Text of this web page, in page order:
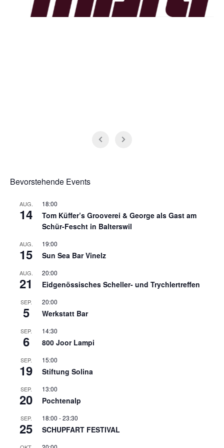
Bevorstehende Events
AUG.
14
18:00
Tom Küffer’s Grooverei & George als Gast am
Schür-Fescht in Balterswil
AUG.
15
19:00
Sun Sea Bar Vinelz
AUG.
21
20:00
Eidgenössisches Scheller- und Trychlertreffen
SEP.
5
20:00
Werkstatt Bar
SEP.
6
14:30
800 Joor Lampi
SEP.
19
15:00
Stiftung Solina
SEP.
20
13:00
Pochtenalp
SEP.
25
18:00 -23:30
SCHUPFART FESTIVAL